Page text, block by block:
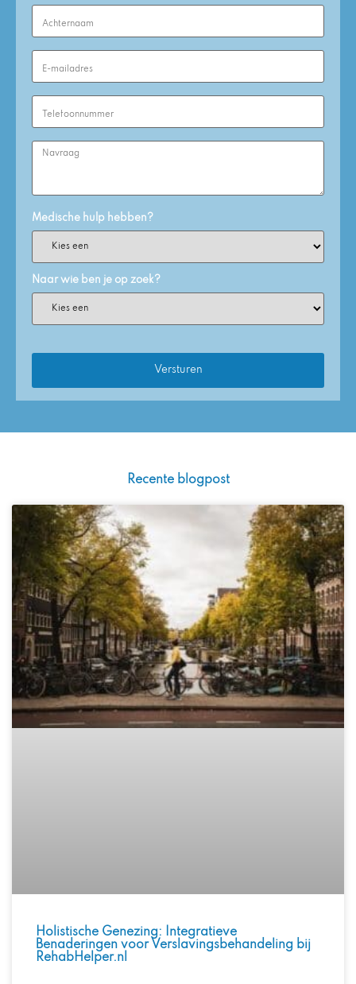
Last
Name
(Required)
Email
Address
(Required)
Phone
Number
(Required)
Enquiry
Medische hulp hebben?
Naar wie ben je op zoek?
Recente blogpost
Holistische Genezing: Integratieve
Benaderingen voor Verslavingsbehandeling bij
RehabHelper.nl